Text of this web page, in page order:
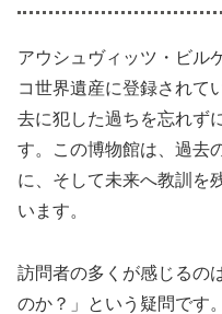
アウシュヴィッツ・ビル
コ世界遺産に登録されて
去に犯した過ちを忘れず
す。この博物館は、過去
に、そして未来へ教訓を
います。
訪問者の多くが感じるの
のか？」という疑問です